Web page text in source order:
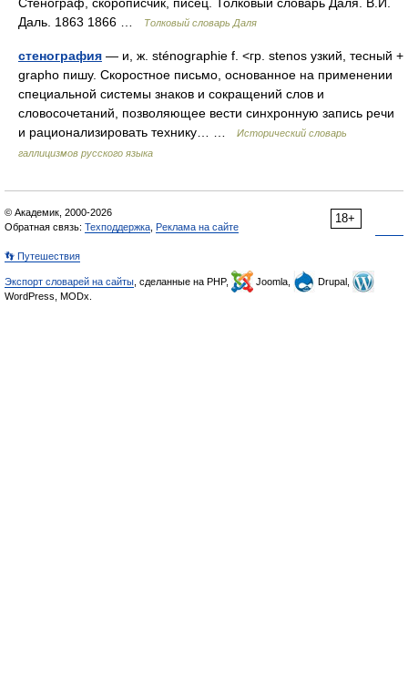
Стенограф, скорописчик, писец. Толковый словарь Даля. В.И.
Даль. 1863 1866 …
Толковый словарь Даля
стенография — и, ж. sténographie f. <гр. stenos узкий, тесный +
grapho пишу. Скоростное письмо, основанное на применении
специальной системы знаков и сокращений слов и
словосочетаний, позволяющее вести синхронную запись речи
и рационализировать технику… …
Исторический словарь
галлицизмов русского языка
18+
© Академик, 2000-2026
Обратная связь: Техподдержка Реклама на сайте
👣 Путешествия
Экспорт словарей на сайты , сделанные на PHP, Joomla,
Drupal,
WordPress, MODx.